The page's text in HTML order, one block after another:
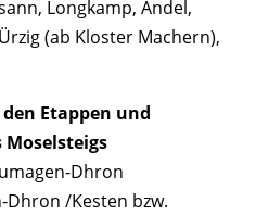
Longkamp, Andel,
(ab Kloster Machern),
Etappen und
Moselsteigs
Dhron
Dhron /Kesten bzw.